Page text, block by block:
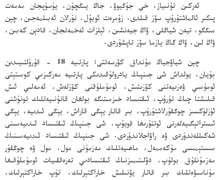
ئەركىن تۇنىياز، خې جۇڭيوۋ، جاڭ يىڭچۇن، يۈسۈپجان مەمەت
پىكىر ئالماشتۇرۇپ سۆز قىلدى. زۇمرەت ئوبۇل، نۇرلان ئەبىلمەجىن، چېن
مىڭگو، تيەن شياڭلى، ۋاڭ جيەنشىن، ئېلزات ئەخمەتجان، قادېن كەبىن،
ۋاڭ لىن، ۋاڭ گاڭ يازما سۆز تاپشۇردى.
چېن شياۋجياڭ مۇنداق كۆرسەتتى: پارتىيە 18 - قۇرۇلتىيىدىن
بۇيان، يولداش شى جىنپىڭ يادرولۇقىدىكى پارتىيە مەركىزىي كومىتېتى
ئومۇمىي ۋەزىيەتنى كۆزىتىش، ئومۇملۇقنى كۆزلەش، ئەمەلىي ئىش
قىلىشتا چىڭ تۇرۇپ، ئىقتىساد خىزمىتىگە بولغان قانۇنىيەتلىك تونۇشنى
ئۈزلۈكسىز چوڭقۇرلاشتۇرۇپ، بىر قاتار يېڭى قاراش، يېڭى ئىدىيە، يېڭى
ئىستراتېگىيەلەرنى ئوتتۇرىغا قويۇپ، شى جىنپىڭ ئىقتىساد ئىدىيەسىنى
شەكىللەندۈردى ۋە راۋاجلاندۇردى. شى جىنپىڭ ئىقتىساد ئىدىيەسىنىڭ
سىستېمىسى مۇكەممەل، ماھىيەتلىك مەزمۇنى مول، مول ۋە چوڭقۇر
مەزمۇنلۇق بولۇپ، دۆلىتىمىزنىڭ ئىقتىسادىي تەرەققىيات ئومۇملۇقىغا
مۇناسىۋەتلىك بىر قاتار يۆنىلىش خاراكتېرلىك، تۈپ خاراكتېرلىك،